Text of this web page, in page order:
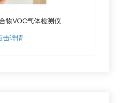
物VOC气体检测仪
击详情